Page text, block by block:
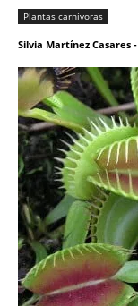
Plantas carnívoras
Silvia Martínez Casares -